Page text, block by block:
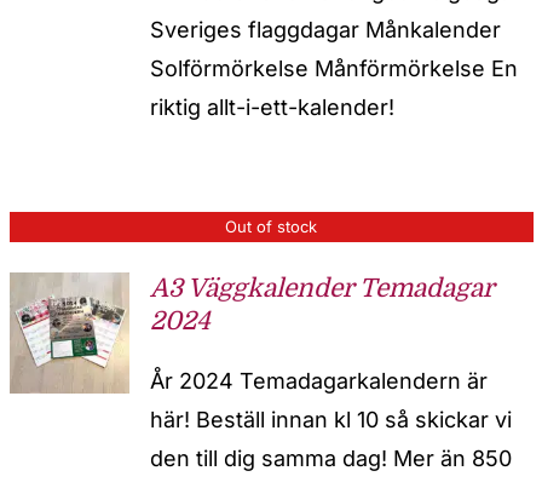
Sveriges flaggdagar Månkalender
Solförmörkelse Månförmörkelse En
riktig allt-i-ett-kalender!
Out of stock
A3 Väggkalender Temadagar
2024
År 2024 Temadagarkalendern är
här! Beställ innan kl 10 så skickar vi
den till dig samma dag! Mer än 850